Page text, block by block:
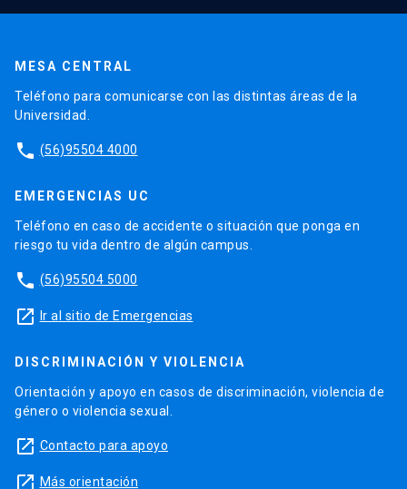
MESA CENTRAL
Teléfono para comunicarse con las distintas áreas de la
Universidad.
phone (56)95504 4000
EMERGENCIAS UC
Teléfono en caso de accidente o situación que ponga en
riesgo tu vida dentro de algún campus.
phone (56)95504 5000
launch Ir al sitio de Emergencias
DISCRIMINACIÓN Y VIOLENCIA
Orientación y apoyo en casos de discriminación, violencia de
género o violencia sexual.
launch Contacto para apoyo
launch Más orientación